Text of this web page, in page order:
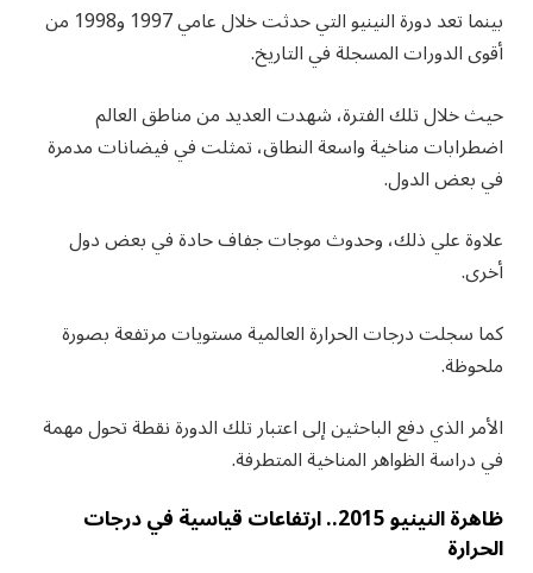
بينما تعد دورة النينيو التي حدثت خلال عامي 1997 و1998 من
أقوى الدورات المسجلة في التاريخ.
حيث خلال تلك الفترة، شهدت العديد من مناطق العالم
اضطرابات مناخية واسعة النطاق، تمثلت في فيضانات مدمرة
في بعض الدول.
علاوة علي ذلك، وحدوث موجات جفاف حادة في بعض دول
أخرى.
كما سجلت درجات الحرارة العالمية مستويات مرتفعة بصورة
ملحوظة.
الأمر الذي دفع الباحثين إلى اعتبار تلك الدورة نقطة تحول مهمة
في دراسة الظواهر المناخية المتطرفة.
ظاهرة النينيو 2015.. ارتفاعات قياسية في درجات
الحرارة